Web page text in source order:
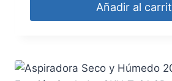
Añadir al